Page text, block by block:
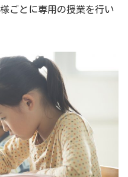
ごとに専用の授業を行い